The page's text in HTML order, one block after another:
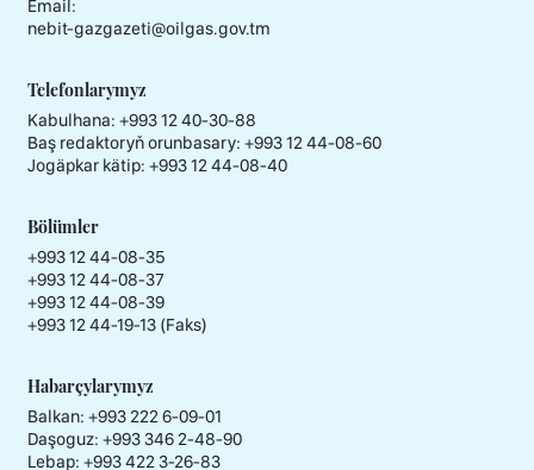
Email:
nebit-gazgazeti@oilgas.gov.tm
Telefonlarymyz
Kabulhana: +993 12 40-30-88
Baş redaktoryň orunbasary: +993 12 44-08-60
Jogäpkar kätip: +993 12 44-08-40
Bölümler
+993 12 44-08-35
+993 12 44-08-37
+993 12 44-08-39
+993 12 44-19-13 (Faks)
Habarçylarymyz
Balkan: +993 222 6-09-01
Daşoguz: +993 346 2-48-90
Lebap: +993 422 3-26-83